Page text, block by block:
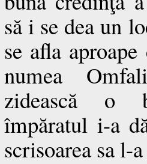
să i se dea un
se afla
numea
zidească o
împăratul i-a
scrisoarea sa l-